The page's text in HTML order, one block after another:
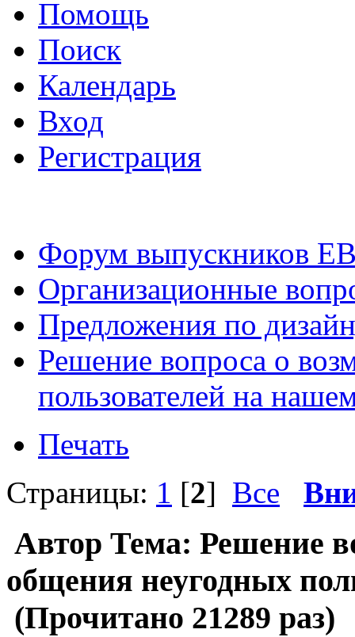
Помощь
Поиск
Календарь
Вход
Регистрация
Форум выпускников
Организационные
Предложения по
Решение вопроса о
пользователей на
Печать
Страницы: 1 [2] Все
Автор Тема: Решение
общения неугодных
(Прочитано 21289 раз)